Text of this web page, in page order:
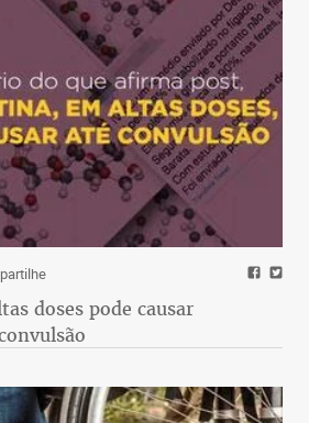
doses pode causar